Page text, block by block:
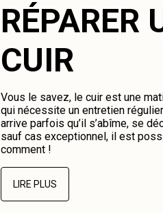
RÉPARER
CUIR
Vous le savez, le cuir est une
qui nécessite un entretien
arrive parfois qu’il s’abîme, se
sauf cas exceptionnel, il est
comment !
LIRE PLUS